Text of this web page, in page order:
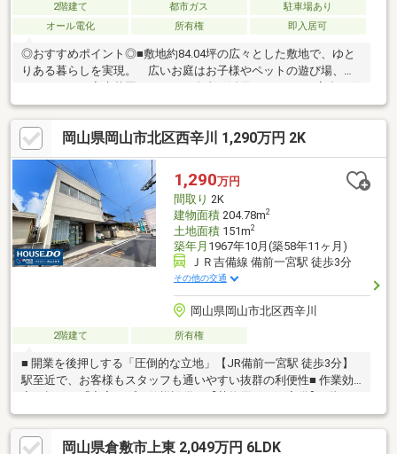
2階建て 都市ガス
駐車場あり
オール電化
所有権 即入居可
◎おすすめポイント◎■敷地約84.04坪の広々とした敷地で、ゆと
りある暮らしを実現。 広いお庭はお子様やペットの遊び場、ガ
ーデニングや家庭菜園、BBQなど多彩に活用できます。■高台に位
置し、見晴らし・陽当たり・風通し良好。閑静な住宅地で、四季
を感じながら穏やかな毎日を過ごせます。■内装リフォーム済
み！床・クロス・畳を新調しており、きれいな住まいで新生活を
始められます。■大切なお車を雨風から守るビルトインガレージ
付き。収納スペースとしても活用できます。広い敷地と開放感あ
ふれる住環境が魅力の住まいです。ぜひ現地で、この心地よさを
ご体感ください！
岡山県岡山市北区西辛川 1,290万円 2K
1,290万円
間取り 2K
建物面積204.78m2
土地面積151m2
築年月 1967年10月(築58年11ヶ月)
ＪＲ吉備線 備前一宮駅 徒歩3分
その他の交通
岡山県岡山市北区西辛川
2階建て 所有権
■ 開業を後押しする「圧倒的な立地」【JR備前一宮駅 徒歩3分】
駅至近で、お客様もスタッフも通いやすい抜群の利便性■ 作業効
階の荷物移動がスムーズに。重たい在庫や資材も楽々！【水圧ポ
ンプ・エアコン完備】事業用途でも安心の設備。エアコン3台付き
で、初期費用を抑えてスタート■ 多彩な夢を叶える「広大なスペ
岡山県倉敷市上東 2,049万円 6LDK